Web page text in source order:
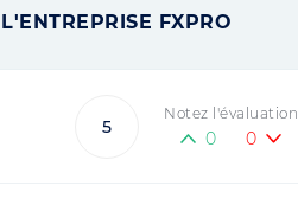
FXPRO
5
Notez l'évaluation
0 0